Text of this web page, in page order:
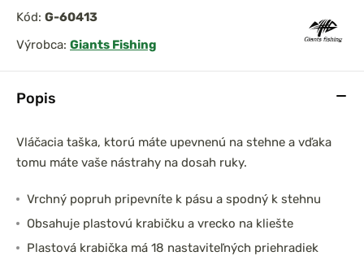
Popis
Vláčacia taška, ktorú máte upevnenú na stehne a vďaka
tomu máte vaše nástrahy na dosah ruky.
Vrchný popruh pripevníte k pásu a spodný k stehnu
Obsahuje plastovú krabičku a vrecko na kliešte
Plastová krabička má 18 nastaviteľných priehradiek
Kód: G-60413
Výrobca: Giants Fishing